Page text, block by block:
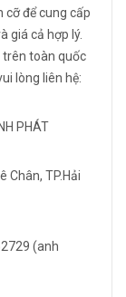
cỡ để cung cấp
giá cả hợp lý.
trên toàn quốc
lòng liên hệ:
PHÁT
Chân, TP.Hải
(anh